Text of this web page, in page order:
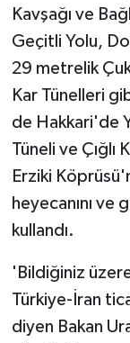
Kavşağı ve
Geçitli Yolu,
29 metrelik
Kar Tünelleri
de Hakkari'de
Tüneli ve
Erziki
heyecanını ve
kullandı.
'Bildiğiniz
Türkiye-İran
diyen Bakan